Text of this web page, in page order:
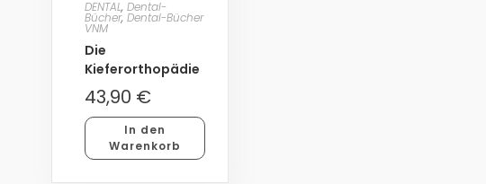
DENTAL,Dental-
Bücher,Dental-Bücher
VNM
Die
Kieferorthopädie
43,90 €
In den
Warenkorb